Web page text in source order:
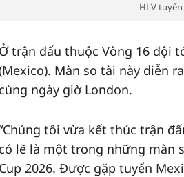
HLV
Ở trận đấu thuộc Vòng 16 đội
Màn so tài này diễn
cùng ngày giờ London.
tôi vừa kết thúc trận
có lẽ là một trong những màn
Cup 2026. Được gặp tuyển